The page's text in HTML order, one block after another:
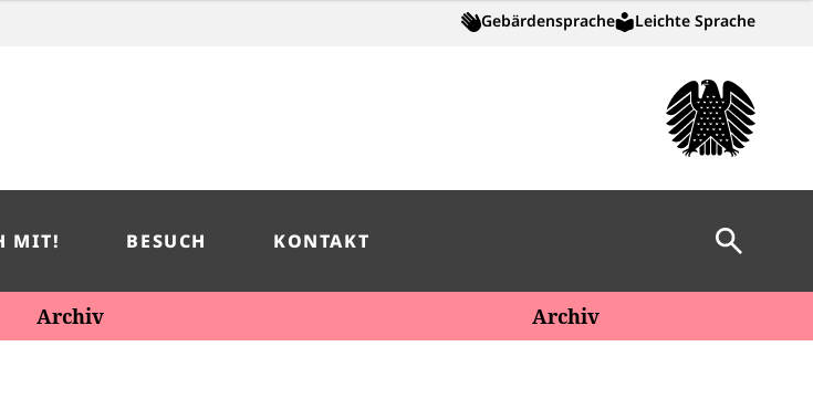
Gebärdensprache Leichte Sprache
MIT! BESUCH KONTAKT Suche
Archiv Archiv